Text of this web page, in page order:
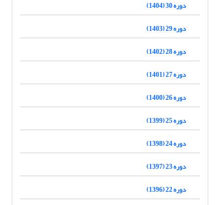
دوره 30 (1404)
دوره 29 (1403)
دوره 28 (1402)
دوره 27 (1401)
دوره 26 (1400)
دوره 25 (1399)
دوره 24 (1398)
دوره 23 (1397)
دوره 22 (1396)